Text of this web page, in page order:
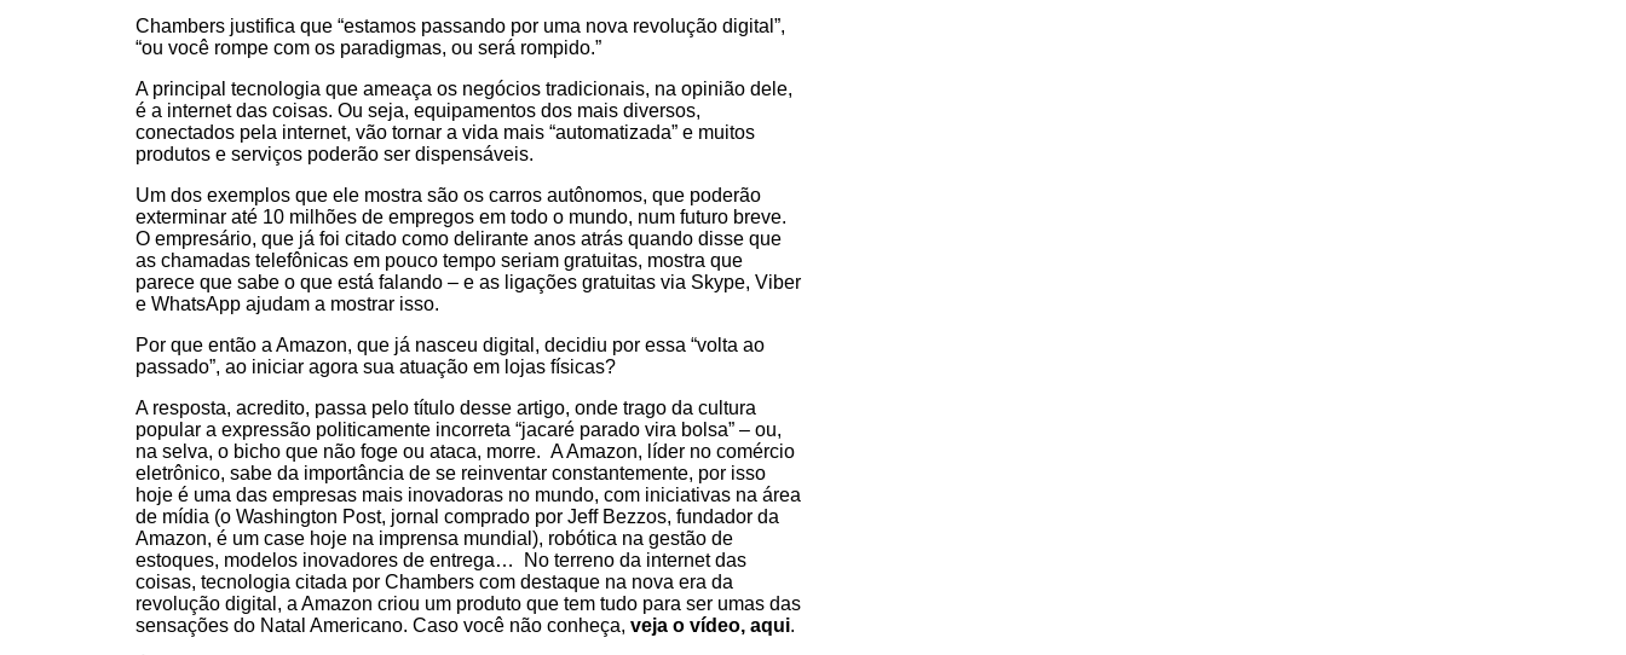
Chambers justifica que “estamos passando por uma nova revolução digital”,
“ou você rompe com os paradigmas, ou será rompido.”
A principal tecnologia que ameaça os negócios tradicionais, na opinião dele,
é a internet das coisas. Ou seja, equipamentos dos mais diversos,
conectados pela internet, vão tornar a vida mais “automatizada” e muitos
produtos e serviços poderão ser dispensáveis.
Um dos exemplos que ele mostra são os carros autônomos, que poderão
exterminar até 10 milhões de empregos em todo o mundo, num futuro breve.
O empresário, que já foi citado como delirante anos atrás quando disse que
as chamadas telefônicas em pouco tempo seriam gratuitas, mostra que
parece que sabe o que está falando – e as ligações gratuitas via Skype, Viber
e WhatsApp ajudam a mostrar isso.
Por que então a Amazon, que já nasceu digital, decidiu por essa “volta ao
passado”, ao iniciar agora sua atuação em lojas físicas?
A resposta, acredito, passa pelo título desse artigo, onde trago da cultura
popular a expressão politicamente incorreta “jacaré parado vira bolsa” – ou,
na selva, o bicho que não foge ou ataca, morre. A Amazon, líder no comércio
eletrônico, sabe da importância de se reinventar constantemente, por isso
hoje é uma das empresas mais inovadoras no mundo, com iniciativas na área
de mídia (o Washington Post, jornal comprado por Jeff Bezzos, fundador da
Amazon, é um case hoje na imprensa mundial), robótica na gestão de
estoques, modelos inovadores de entrega… No terreno da internet das
coisas, tecnologia citada por Chambers com destaque na nova era da
revolução digital, a Amazon criou um produto que tem tudo para ser umas das
sensações do Natal Americano. Caso você não conheça, veja o vídeo, aqui.